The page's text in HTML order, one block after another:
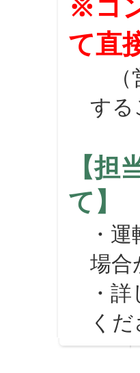
※コ
て直
（営
する
【担
て】
・運
場合
・詳
くだ